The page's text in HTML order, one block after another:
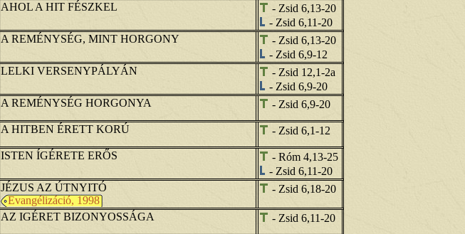
AHOL A HIT FÉSZKEL
- Zsid 6,13-20
- Zsid 6,11-20
A REMÉNYSÉG, MINT HORGONY
- Zsid 6,13-20
- Zsid 6,9-12
LELKI VERSENYPÁLYÁN
- Zsid 12,1-2a
- Zsid 6,9-20
A REMÉNYSÉG HORGONYA - Zsid 6,9-20
A HITBEN ÉRETT KORÚ - Zsid 6,1-12
ISTEN ÍGÉRETE ERŐS
- Róm 4,13-25
- Zsid 6,11-20
JÉZUS AZ ÚTNYITÓ
Evangélizáció, 1998
- Zsid 6,18-20
AZ IGÉRET BIZONYOSSÁGA - Zsid 6,11-20